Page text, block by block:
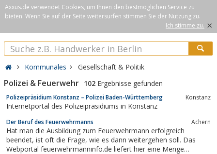
Axxus.de verwendet Cookies, um Ihnen den bestmöglichen Service zu
bieten. Wenn Sie auf der Seite weitersurfen stimmen Sie der Nutzung zu.
Ich stimme zu. ×
Kommunales Gesellschaft & Politik
Polizei & Feuerwehr 102 Ergebnisse gefunden
Polizeipräsidium Konstanz – Polizei Baden-Württemberg Konstanz
Internetportal des Polizeipräsidiums in Konstanz
Der Beruf des Feuerwehrmanns Achern
Hat man die Ausbildung zum Feuerwehrmann erfolgreich
beendet, ist oft die Frage, wie es dann weitergehen soll. Das
Webportal feuerwehrmanninfo.de liefert hier eine Menge